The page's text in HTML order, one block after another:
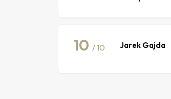
10 / 10 Jarek Gajda